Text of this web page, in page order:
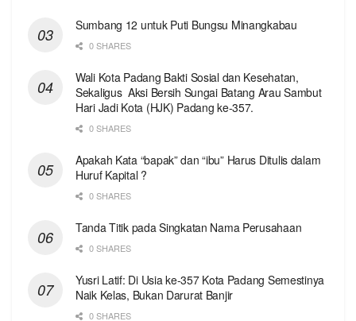
Sumbang 12 untuk Puti Bungsu Minangkabau
0 SHARES
Wali Kota Padang Bakti Sosial dan Kesehatan,
Sekaligus Aksi Bersih Sungai Batang Arau Sambut
Hari Jadi Kota (HJK) Padang ke-357.
0 SHARES
Apakah Kata “bapak” dan “ibu” Harus Ditulis dalam
Huruf Kapital ?
0 SHARES
Tanda Titik pada Singkatan Nama Perusahaan
0 SHARES
Yusri Latif: Di Usia ke-357 Kota Padang Semestinya
Naik Kelas, Bukan Darurat Banjir
0 SHARES